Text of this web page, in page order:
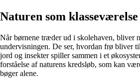
Naturen som klasseværelse
Når børnene træder ud i skolehaven, bliver
undervisningen. De ser, hvordan frø bliver
jord og insekter spiller sammen i et
forståelse af naturens kredsløb, som kan
bøger alene.